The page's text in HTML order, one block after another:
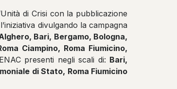
di Crisi con la pubblicazione
divulgando la campagna
Bari, Bergamo, Bologna,
Ciampino, Roma Fiumicino,
presenti negli scali di: Bari,
di Stato, Roma Fiumicino